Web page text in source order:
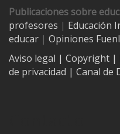
Publicaciones sobre
profesores | Educación
educar | Opiniones
Aviso legal | Copyright |
de privacidad | Canal de